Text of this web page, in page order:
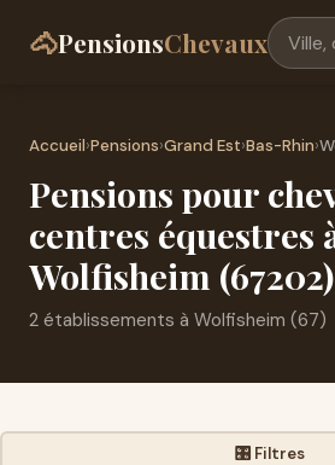
🐴PensionsChevaux
Accueil›Pensions›Grand Est›Bas-Rhin›
Pensions pour
centres équestres
Wolfisheim (67202)
2 établissements à Wolfisheim (67)
🎛️ Filtres